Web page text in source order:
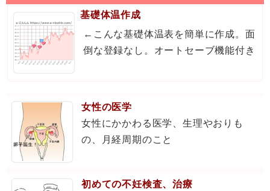
基礎体温作成
←こんな基礎体温表を簡単に作成。面
倒な登録なし。オートセーブ機能付き
女性の医学
女性にかかわる医学、生理やおりも
の、月経周期のこと
初めての不妊検査、治療